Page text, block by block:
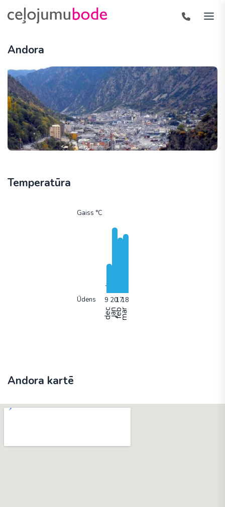
Andora
Temperatūra
Gaiss °C
Ūdens
decjanfebmar
Andora kartē